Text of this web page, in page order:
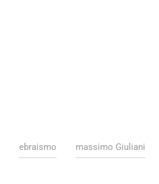
ebraismo massimo Giuliani